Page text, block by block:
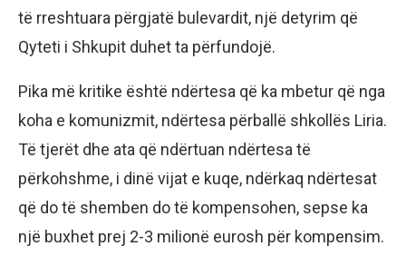
të rreshtuara përgjatë bulevardit, një detyrim që
Qyteti i Shkupit duhet ta përfundojë.
Pika më kritike është ndërtesa që ka mbetur që nga
koha e komunizmit, ndërtesa përballë shkollës Liria.
Të tjerët dhe ata që ndërtuan ndërtesa të
përkohshme, i dinë vijat e kuqe, ndërkaq ndërtesat
që do të shemben do të kompensohen, sepse ka
një buxhet prej 2-3 milionë eurosh për kompensim.